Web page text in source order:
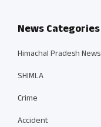
News Categories
Himachal Pradesh News
SHIMLA
Crime
Accident